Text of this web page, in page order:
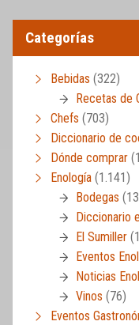
Categorías
Bebidas (322)
Recetas de
Chefs (703)
Diccionario de
Dónde comprar
Enología (1.141)
Bodegas
Diccionario
El Sumiller
Eventos
Noticias
Vinos (76)
Eventos